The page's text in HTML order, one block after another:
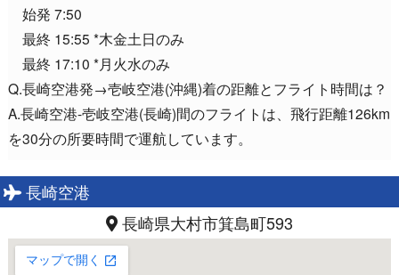
始発 7:50
最終 15:55 *木金土日のみ
最終 17:10 *月火水のみ
Q.長崎空港発→壱岐空港(沖縄)着の距離とフライト時間は？
A.長崎空港-壱岐空港(長崎)間のフライトは、飛行距離126km
を30分の所要時間で運航しています。
長崎空港
長崎県大村市箕島町593